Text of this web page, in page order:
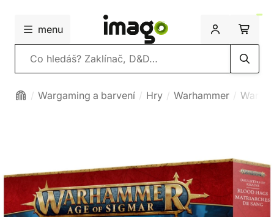
menu
Vyhledávání
Wargaming a barvení Hry Warhammer